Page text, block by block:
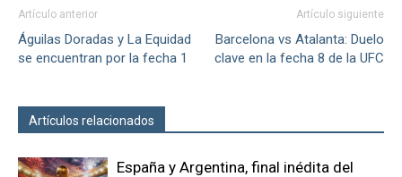
Artículo anterior
Águilas Doradas y La Equidad
se encuentran por la fecha 1
Artículo siguiente
Barcelona vs Atalanta: Duelo
clave en la fecha 8 de la UFC
Artículos relacionados
España y Argentina, final inédita del